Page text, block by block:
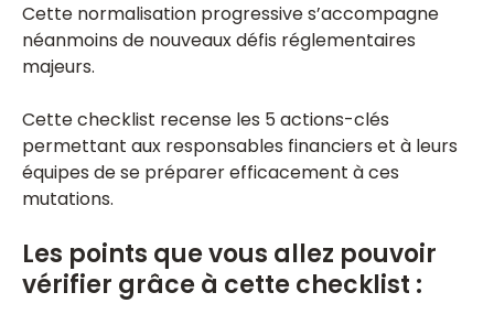
Cette normalisation progressive s’accompagne
néanmoins de nouveaux défis réglementaires
majeurs.
Cette checklist recense les 5 actions-clés
permettant aux responsables financiers et à leurs
équipes de se préparer efficacement à ces
mutations.
Les points que vous allez pouvoir
vérifier grâce à cette checklist :